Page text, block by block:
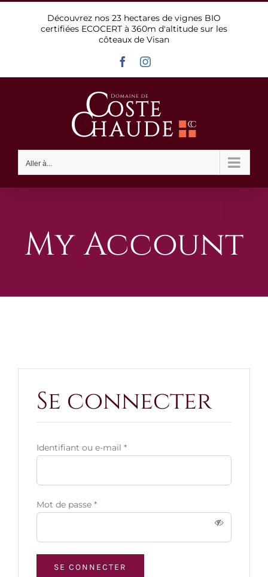
Découvrez nos 23 hectares de vignes BIO
certifiées ECOCERT à 360m d'altitude sur les
côteaux de Visan
FacebookInstagram
Aller à...
My Account
Se connecter
Identifiant ou e-mail *
Mot de passe *
SE CONNECTER